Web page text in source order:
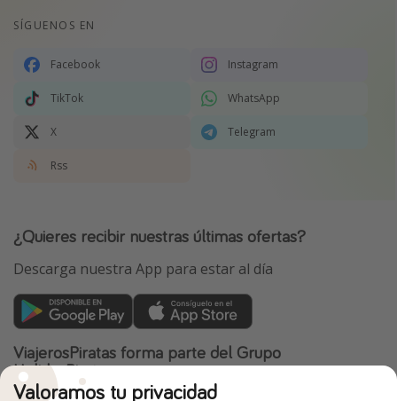
SÍGUENOS EN
Facebook Instagram
TikTok WhatsApp
X Telegram
Rss
¿Quieres recibir nuestras últimas ofertas?
Descarga nuestra App para estar al día
ViajerosPiratas forma parte del Grupo
HolidayPirates
Valoramos tu privacidad